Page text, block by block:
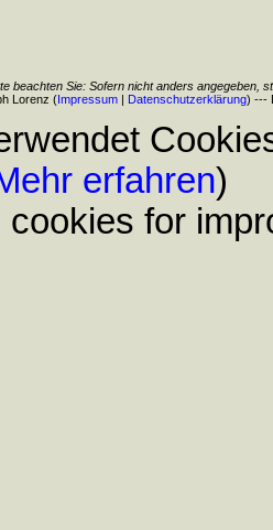
beachten Sie: Sofern nicht anders angegeben,
Lorenz (Impressum | Datenschutzerklärung) ---
erfahren)
for